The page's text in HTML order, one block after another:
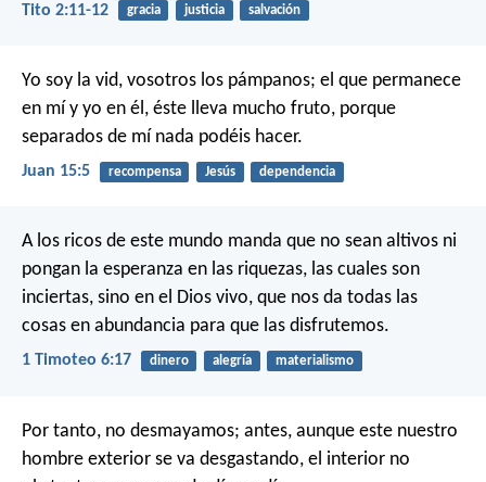
Tito 2:11-12 gracia justicia salvación
Yo soy la vid, vosotros los pámpanos; el que permanece
en mí y yo en él, éste lleva mucho fruto, porque
separados de mí nada podéis hacer.
Juan 15:5 recompensa Jesús dependencia
A los ricos de este mundo manda que no sean altivos ni
pongan la esperanza en las riquezas, las cuales son
inciertas, sino en el Dios vivo, que nos da todas las
cosas en abundancia para que las disfrutemos.
1 Timoteo 6:17 dinero alegría materialismo
Por tanto, no desmayamos; antes, aunque este nuestro
hombre exterior se va desgastando, el interior no